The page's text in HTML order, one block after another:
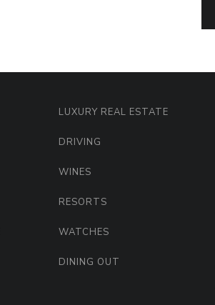
LUXURY REAL ESTATE
DRIVING
WINES
RESORTS
WATCHES
DINING OUT